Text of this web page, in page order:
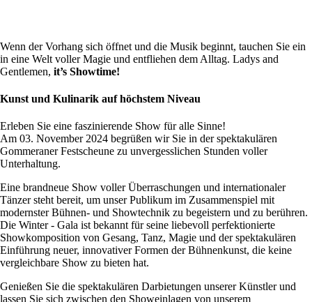
Wenn der Vorhang sich öffnet und die Musik beginnt, tauchen Sie ein
in eine Welt voller Magie und entfliehen dem Alltag. Ladys and
Gentlemen, it’s Showtime!
Kunst und Kulinarik auf höchstem Niveau
Erleben Sie eine faszinierende Show für alle Sinne!
Am 03. November 2024 begrüßen wir Sie in der spektakulären
Gommeraner Festscheune zu unvergesslichen Stunden voller
Unterhaltung.
Eine brandneue Show voller Überraschungen und internationaler
Tänzer steht bereit, um unser Publikum im Zusammenspiel mit
modernster Bühnen- und Showtechnik zu begeistern und zu berühren.
Die Winter - Gala ist bekannt für seine liebevoll perfektionierte
Showkomposition von Gesang, Tanz, Magie und der spektakulären
Einführung neuer, innovativer Formen der Bühnenkunst, die keine
vergleichbare Show zu bieten hat.
Genießen Sie die spektakulären Darbietungen unserer Künstler und
lassen Sie sich zwischen den Showeinlagen von unserem